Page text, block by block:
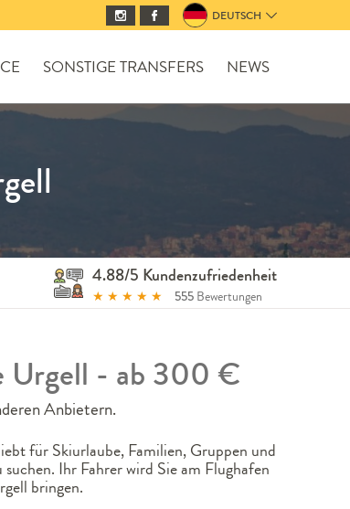
DEUTSCH
SONSTIGE TRANSFERS NEWS
4.88/5 Kundenzufriedenheit
★ ★ ★ ★ ★ 555 Bewertungen
Urgell - ab 300 €
Anbietern.
für Skiurlaube, Familien, Gruppen und
Ihr Fahrer wird Sie am Flughafen
bringen.